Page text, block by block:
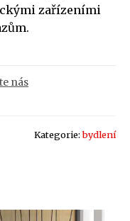
zařízeními
nás
Kategorie:bydlení